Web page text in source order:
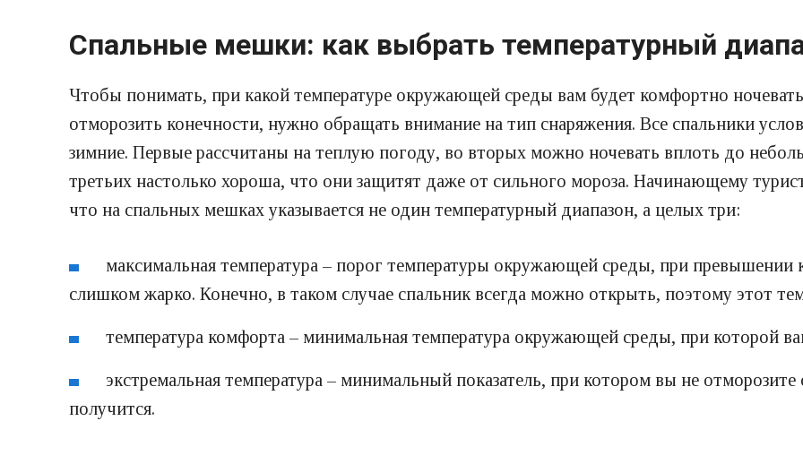
Спальные мешки: как выбрать температурный
Чтобы понимать, при какой температуре окружающей среды вам будет комфортно
отморозить конечности, нужно обращать внимание на тип снаряжения. Все спальники
зимние. Первые рассчитаны на теплую погоду, во вторых можно ночевать вплоть до
третьих настолько хороша, что они защитят даже от сильного мороза. Начинающему
что на спальных мешках указывается не один температурный диапазон, а целых три:
максимальная температура – порог температуры окружающей среды, при превышении
слишком жарко. Конечно, в таком случае спальник всегда можно открыть, поэтому этот
температура комфорта – минимальная температура окружающей среды, при которой
экстремальная температура – минимальный показатель, при котором вы не отморозите
получится.